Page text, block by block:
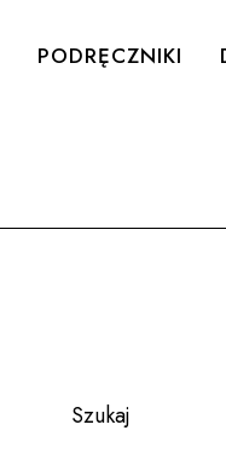
PODRĘCZNIKI
Szukaj